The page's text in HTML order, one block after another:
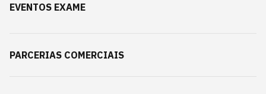
EVENTOS EXAME
PARCERIAS COMERCIAIS